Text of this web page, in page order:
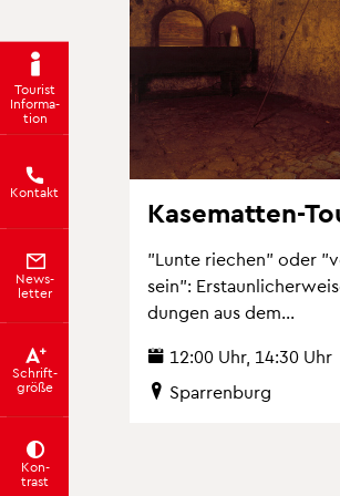
Tou­rist
In­for­ma­
ti­on
Kon­takt
News­
let­ter
Schrift­
grö­ße
Kon­
trast
Ka­se­mat­ten-
"Lunte rie­chen" oder
sein":
dun­gen aus dem...
12:00 Uhr, 14:30 Uhr
Spar­ren­burg